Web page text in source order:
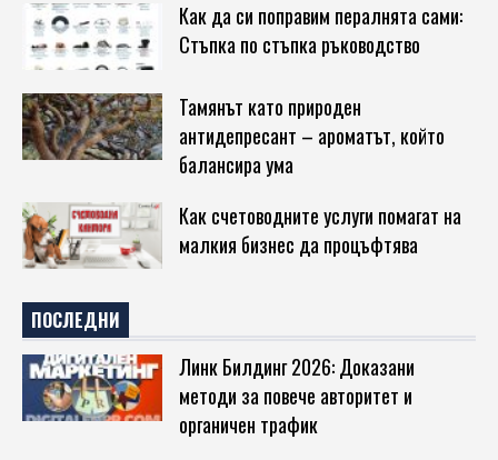
Как да си поправим пералнята сами:
Стъпка по стъпка ръководство
Тамянът като природен
антидепресант – ароматът, който
балансира ума
Как счетоводните услуги помагат на
малкия бизнес да процъфтява
ПОСЛЕДНИ
Линк Билдинг 2026: Доказани
методи за повече авторитет и
органичен трафик